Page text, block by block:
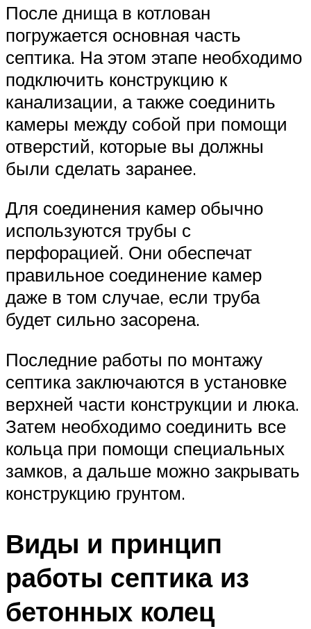
После днища в котлован
погружается основная часть
септика. На этом этапе необходимо
подключить конструкцию к
канализации, а также соединить
камеры между собой при помощи
отверстий, которые вы должны
были сделать заранее.
Для соединения камер обычно
используются трубы с
перфорацией. Они обеспечат
правильное соединение камер
даже в том случае, если труба
будет сильно засорена.
Последние работы по монтажу
септика заключаются в установке
верхней части конструкции и люка.
Затем необходимо соединить все
кольца при помощи специальных
замков, а дальше можно закрывать
конструкцию грунтом.
Виды и принцип
работы септика из
бетонных колец